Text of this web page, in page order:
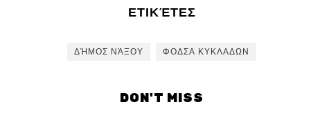
ΕΤΙΚΈΤΕΣ
ΔΉΜΟΣ ΝΆΞΟΥ ΦΟΔΣΑ ΚΥΚΛΑΔΩΝ
DON'T MISS